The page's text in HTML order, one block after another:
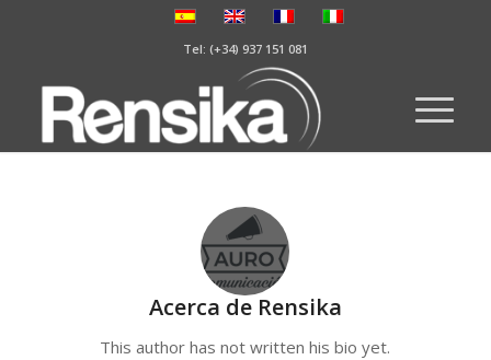
Tel: (+34) 937 151 081
Acerca de Rensika
This author has not written his bio yet.